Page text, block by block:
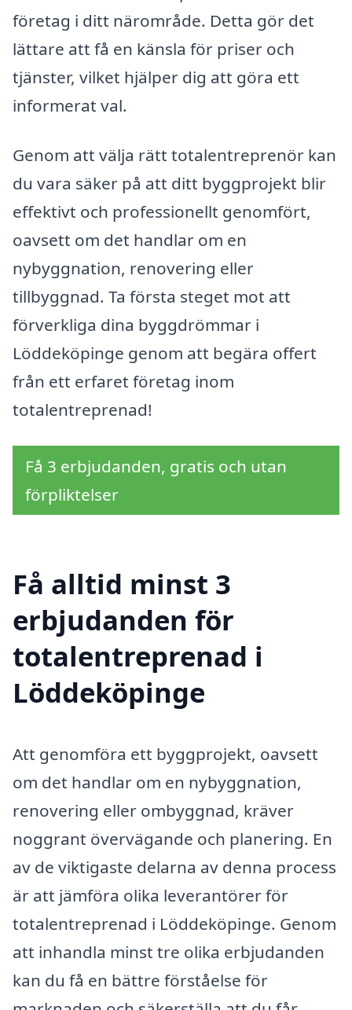
företag i ditt närområde. Detta gör det
lättare att få en känsla för priser och
tjänster, vilket hjälper dig att göra ett
informerat val.
Genom att välja rätt totalentreprenör kan
du vara säker på att ditt byggprojekt blir
effektivt och professionellt genomfört,
oavsett om det handlar om en
nybyggnation, renovering eller
tillbyggnad. Ta första steget mot att
förverkliga dina byggdrömmar i
Löddeköpinge genom att begära offert
från ett erfaret företag inom
totalentreprenad!
Få 3 erbjudanden, gratis och utan
förpliktelser
Få alltid minst 3
erbjudanden för
totalentreprenad i
Löddeköpinge
Att genomföra ett byggprojekt, oavsett
om det handlar om en nybyggnation,
renovering eller ombyggnad, kräver
noggrant övervägande och planering. En
av de viktigaste delarna av denna process
är att jämföra olika leverantörer för
totalentreprenad i Löddeköpinge. Genom
att inhandla minst tre olika erbjudanden
kan du få en bättre förståelse för